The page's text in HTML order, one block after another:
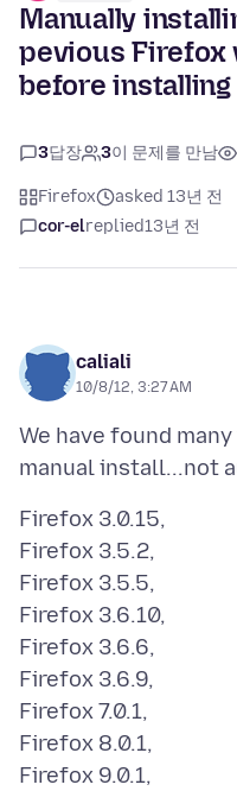
Manually
pevious Firefox
before
3답장 3이 문제를 만남
Firefox
asked 13년 전
cor-elreplied13년 전
caliali
10/8/12, 3:27 AM
We have found
Firefox 3.0.15,
Firefox 3.5.2,
Firefox 3.5.5,
Firefox 3.6.10,
Firefox 3.6.6,
Firefox 3.6.9,
Firefox 7.0.1,
Firefox 8.0.1,
Firefox 9.0.1,